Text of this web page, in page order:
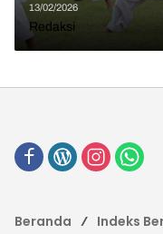
13/02/2026
Redaksi
Beranda Indeks